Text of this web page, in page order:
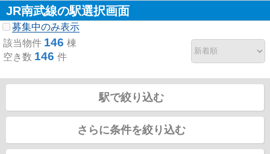
JR南武線の駅選択画面
募集中のみ表示
該当物件 146 棟
空き数 146 件
駅で絞り込む
さらに条件を絞り込む